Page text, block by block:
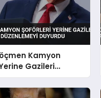
Kamyon
Gazileri
Düzenlemeyi